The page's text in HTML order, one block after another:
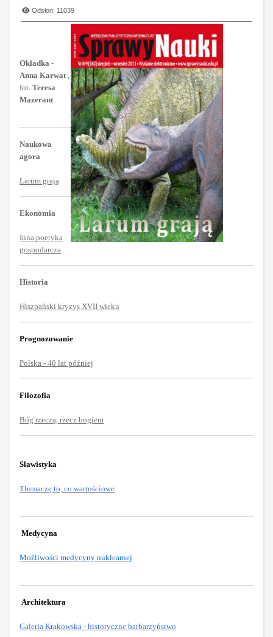
Odsłon: 11039
Okładka -
Anna Karwat ,
fot. Teresa
Mazerant
Naukowa
agora
Larum grają
Ekonomia
Inna poetyka
gospodarcza
Historia
Hiszpański kryzys XVII wieku
Prognozowanie
Polska - 40 lat później
Filozofia
Bóg rzeczą, rzecz bogiem
Slawistyka
Tłumaczę to, co wartościowe
Medycyna
Możliwości medycyny nuklearnej
Architektura
Galeria Krakowska - historyczne barbarzyństwo